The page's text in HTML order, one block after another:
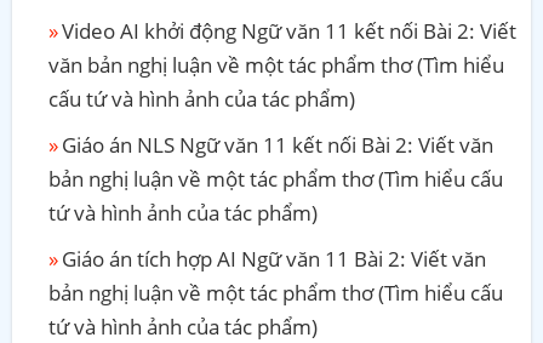
Video AI khởi động Ngữ văn 11 kết nối Bài 2: Viết
văn bản nghị luận về một tác phẩm thơ (Tìm hiểu
cấu tứ và hình ảnh của tác phẩm)
Giáo án NLS Ngữ văn 11 kết nối Bài 2: Viết văn
bản nghị luận về một tác phẩm thơ (Tìm hiểu cấu
tứ và hình ảnh của tác phẩm)
Giáo án tích hợp AI Ngữ văn 11 Bài 2: Viết văn
bản nghị luận về một tác phẩm thơ (Tìm hiểu cấu
tứ và hình ảnh của tác phẩm)